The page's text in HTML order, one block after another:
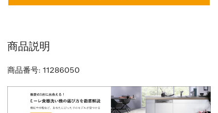
商品説明
商品番号: 11286050